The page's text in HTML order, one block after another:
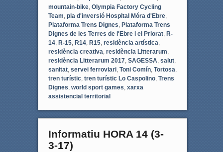
mountain-bike, Olympia Factory Cycling
Team, pla d'inversió Hospital Móra d'Ebre,
Plataforma Trens Dignes, Plataforma Trens
Dignes de les Terres de l'Ebre i el Priorat, R-
14, R-15, R14, R15, residència artística,
residència creativa, residència Litterarum,
residència Litterarum 2017, SAGESSA, salut,
sanitat, servei ferroviari, Toni Comín, Tortosa,
tren turístic, tren turístic Lo Caspolino, Trens
Dignes, world sport games, xarxa
assistencial territorial
Informatiu HORA 14 (3-
3-17)